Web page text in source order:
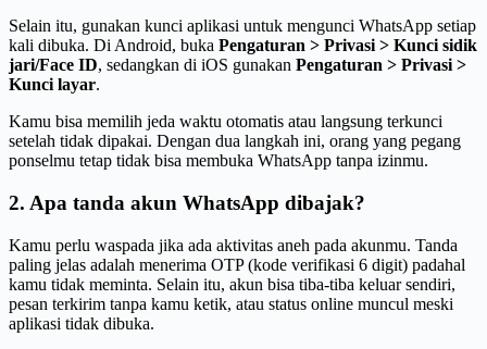
Selain itu, gunakan kunci aplikasi untuk mengunci WhatsApp setiap
kali dibuka. Di Android, buka Pengaturan > Privasi > Kunci sidik
jari/Face ID, sedangkan di iOS gunakan Pengaturan > Privasi >
Kunci layar.
Kamu bisa memilih jeda waktu otomatis atau langsung terkunci
setelah tidak dipakai. Dengan dua langkah ini, orang yang pegang
ponselmu tetap tidak bisa membuka WhatsApp tanpa izinmu.
2. Apa tanda akun WhatsApp dibajak?
Kamu perlu waspada jika ada aktivitas aneh pada akunmu. Tanda
paling jelas adalah menerima OTP (kode verifikasi 6 digit) padahal
kamu tidak meminta. Selain itu, akun bisa tiba-tiba keluar sendiri,
pesan terkirim tanpa kamu ketik, atau status online muncul meski
aplikasi tidak dibuka.